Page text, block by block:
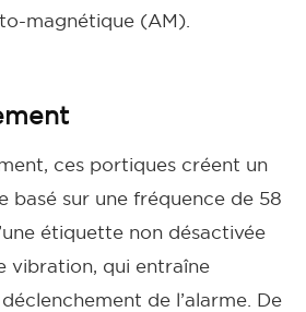
magnétique (AM).
ces portiques créent un
basé sur une fréquence de 58
étiquette non désactivée
vibration, qui entraîne
de l’alarme. De